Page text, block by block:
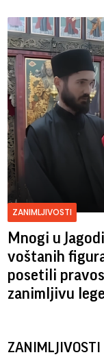
ZANIMLJIVOSTI
Mnogi u
voštanih
posetili
zanimljivu
ZANIMLJIVOSTI